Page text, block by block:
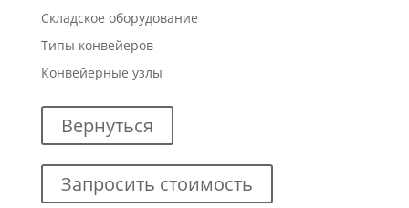
Складское оборудование
Типы конвейеров
Конвейерные узлы
Вернуться
Запросить стоимость